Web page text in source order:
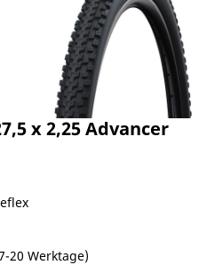
x 2,25 Advancer
20 Werktage)